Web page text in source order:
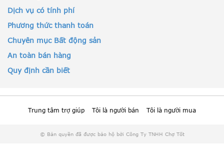
Dịch vụ có tính phí
Phương thức thanh toán
Chuyên mục Bất động sản
An toàn bán hàng
Quy định cần biết
Trung tâm trợ giúp Tôi là người bán Tôi là người mua
© Bản quyền đã được bảo hộ bởi Công Ty TNHH Chợ Tốt